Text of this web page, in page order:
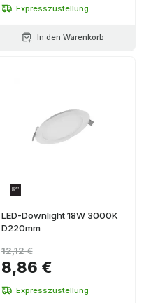
Expresszustellung
In den Warenkorb
LED-Downlight 18W 3000K
D220mm
8,86 €
12,12 €
Expresszustellung